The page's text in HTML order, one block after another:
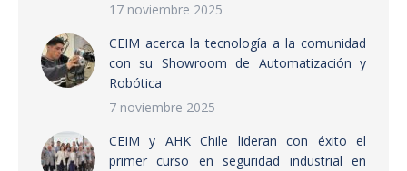
17 noviembre 2025
CEIM acerca la tecnología a la comunidad
con su Showroom de Automatización y
Robótica
7 noviembre 2025
CEIM y AHK Chile lideran con éxito el
primer curso en seguridad industrial en